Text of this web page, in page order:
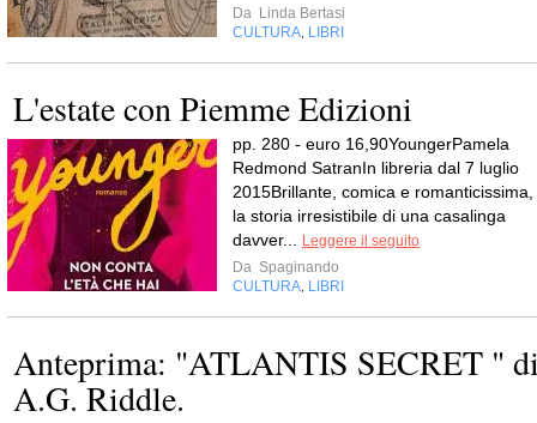
Da Linda Bertasi
CULTURA LIBRI
L'estate con Piemme Edizioni
pp. 280 - euro 16,90YoungerPamela
Redmond SatranIn libreria dal 7 luglio
2015Brillante, comica e romanticissima,
la storia irresistibile di una casalinga
davver...
Leggere il seguito
Da Spaginando
CULTURA LIBRI
Anteprima: "ATLANTIS SECRET "
A.G. Riddle.